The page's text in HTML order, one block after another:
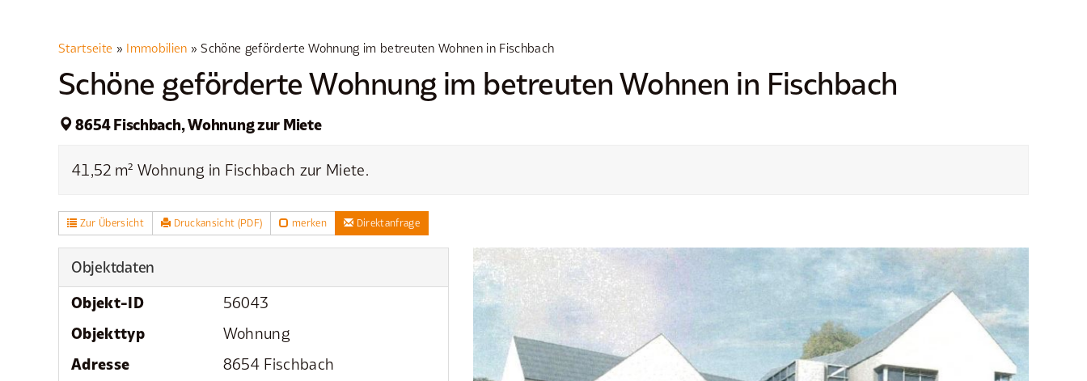
Startseite » Immobilien »Schöne geförderte Wohnung im betreuten Wohnen in Fischbach
Schöne geförderte Wohnung im betreuten Wohnen in Fischbach
8654 Fischbach, Wohnung zur Miete
41,52 m² Wohnung in Fischbach zur Miete.
Zur Übersicht Druckansicht (PDF) merken Direktanfrage
Objektdaten
Objekt-ID
56043
Objekttyp
Wohnung
Adresse
8654 Fischbach